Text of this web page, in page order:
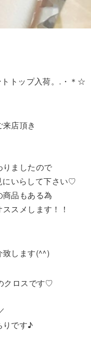
プ入荷。.・＊☆
店頂き
ましたので
にいらして下さい♡
品もある為
スメします！！
致します(^^)
クロスです♡
りです♪